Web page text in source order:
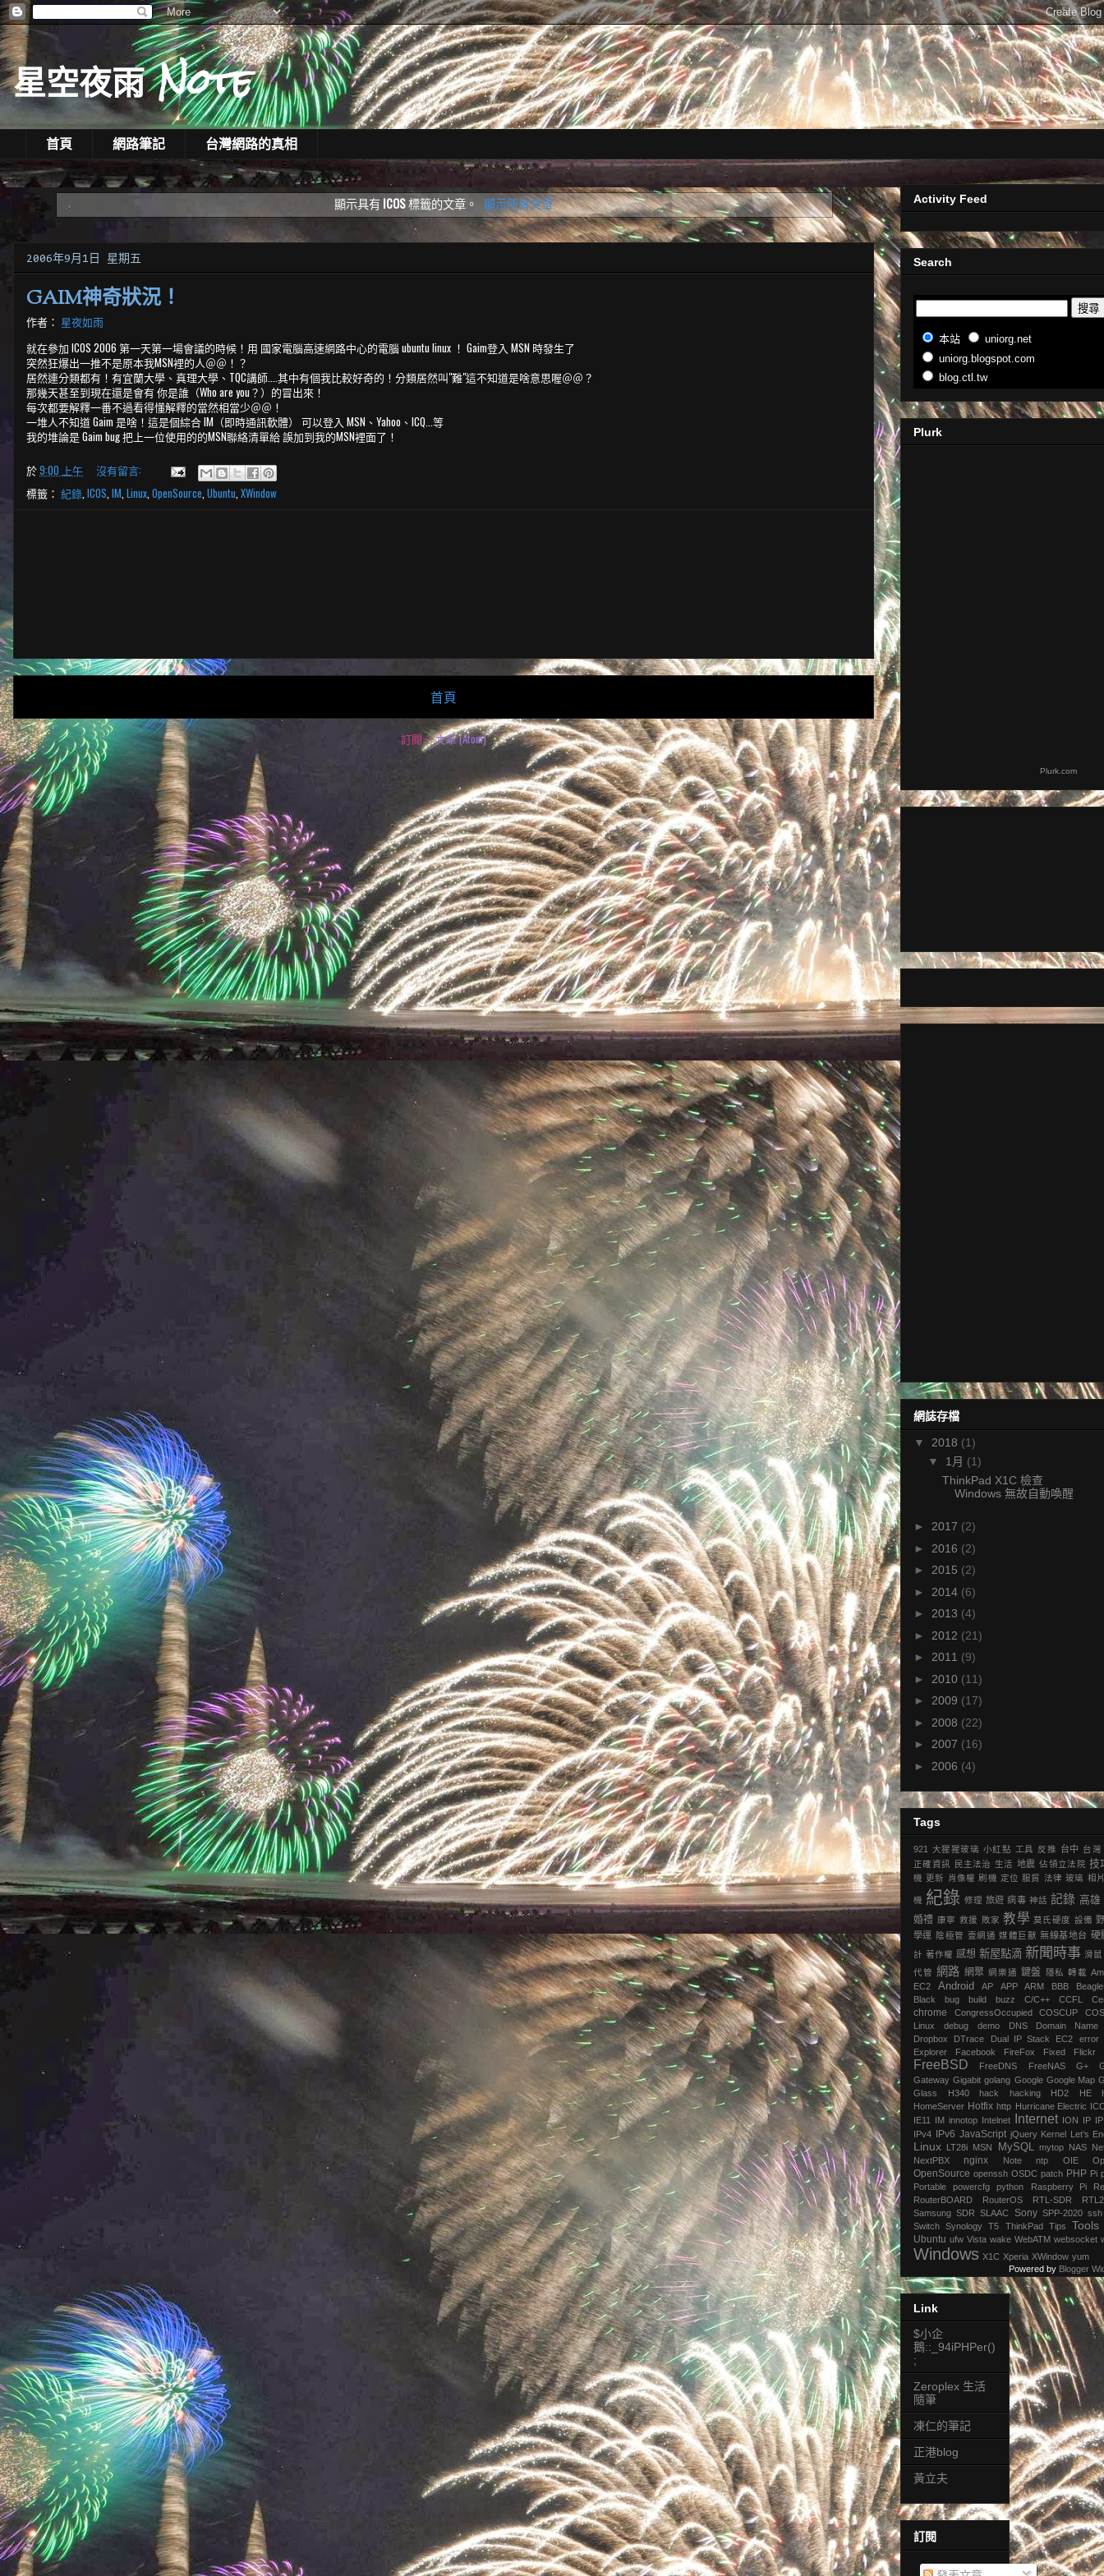
星空夜雨 Note
首頁 網路筆記 台灣網路的真相
顯示具有ICOS標籤的文章。 顯示所有文章
2006年9月1日 星期五
GAIM神奇狀況！
作者： 星夜如雨
就在參加 ICOS 2006 第一天第一場會議的時候！用 國家電腦高速網路中心的電腦 ubuntu linux ！ Gaim登入 MSN 時發生了
突然狂爆出一推不是原本我MSN裡的人＠＠！？
居然連分類都有！有宜蘭大學、真理大學、TQC講師....其中有個我比較好奇的！分類居然叫"難"這不知道是啥意思喔＠＠？
那幾天甚至到現在還是會有 你是誰（Who are you？）的冒出來！
每次都要解釋一番不過看得懂解釋的當然相當少＠＠！
一堆人不知道 Gaim 是啥！這是個綜合 IM（即時通訊軟體） 可以登入 MSN、Yahoo、ICQ...等
我的堆論是 Gaim bug 把上一位使用的的MSN聯絡清單給 誤加到我的MSN裡面了！
於9:00 上午
沒有留言:
標籤： 紀錄 ICOS IM Linux OpenSource Ubuntu XWindow
首頁
訂閱：文章 (Atom)
Activity Feed
Search
本站
uniorg.net
uniorg.blogspot.com
blog.ctl.tw
Plurk
Plurk.com
網誌存檔
▼ 2018 (1)
▼ 1月 (1)
ThinkPad X1C 檢查
Windows 無故自動喚醒
► 2017 (2)
► 2016 (2)
► 2015 (2)
► 2014 (6)
► 2013 (4)
► 2012 (21)
► 2011 (9)
► 2010 (11)
► 2009 (17)
► 2008 (22)
► 2007 (16)
► 2006 (4)
Tags
921 大猩猩玻璃 小紅點 工具 反推 台中 台灣
正確資訊
民主法治 生活 地震 ‎佔領立法院‬ 技
機 更新 肖像權 刷機 定位 服貿 法律 玻璃 相
機 紀錄 修理 旅遊 病毒 神話 記錄 高雄
婚禮 康寧 救援 敗家 教學 莫氏硬度 設備
學運 陰極管 壹網通 媒體巨獸 無線基地台 硬
計 著作權 感想 新屋點滴 新聞時事 滑鼠
代管 網路 網聚 網樂通 鍵盤 隱私 轉載
EC2
Android AP APP ARM BBB
Black
bug build buzz C/C++ CCFL
chrome ‎CongressOccupied COSCUP
Linux
debug demo DNS
Domain Name
Dropbox
DTrace Dual IP Stack EC2
error
Explorer
Facebook FireFox Fixed Flickr
FreeBSD FreeDNS FreeNAS G+
Gateway Gigabit golang Google Google Map
Glass
H340 hack hacking HD2 HE
HomeServer Hotfix http Hurricane Electric
IE11
IM innotop Intelnet Internet ION IP
IPv4
IPv6 JavaScript jQuery Kernel Let’s
Linux LT28i MSN MySQL mytop NAS
NextPBX
nginx Note ntp OIE
OpenSource openssh OSDC patch PHP Pi
Portable
powercfg python Raspberry Pi
RouterBOARD
RouterOS RTL-SDR
Samsung SDR SLAAC Sony SPP-2020 ssh
Switch Synology T5 ThinkPad Tips Tools
Ubuntu ufw Vista wake WebATM websocket
Windows X1C Xperia XWindow yum
Powered by Blogger
Link
$小企
鵝::_94iPHPer()
;
Zeroplex 生活
隨筆
凍仁的筆記
正港blog
黃立夫
訂閱